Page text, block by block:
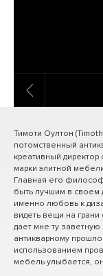
Тимоти Оултон
потомственный
креативный
марки элитной
Главная его
быть лучшим в своем
именно любовь к
видеть вещи на
дает мне ту
антикварному
использованием
мебель улыбается,